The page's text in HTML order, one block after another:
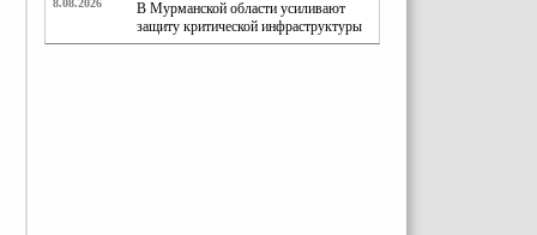
8.08.2026
В Мурманской области усиливают
защиту критической инфраструктуры